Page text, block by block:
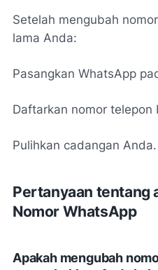
Setelah mengubah
lama Anda:
Pasangkan WhatsApp
Daftarkan nomor telepon
Pulihkan cadangan Anda.
Pertanyaan tentang
Nomor WhatsApp
Apakah mengubah